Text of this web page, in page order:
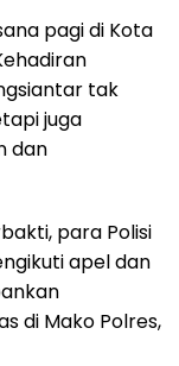
pagi di Kota
tak
juga
dan
para Polisi
apel dan
di Mako Polres,